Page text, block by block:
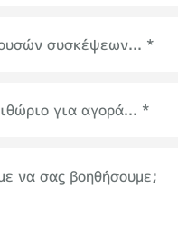
για αγορά
να σας βοηθήσουμε;